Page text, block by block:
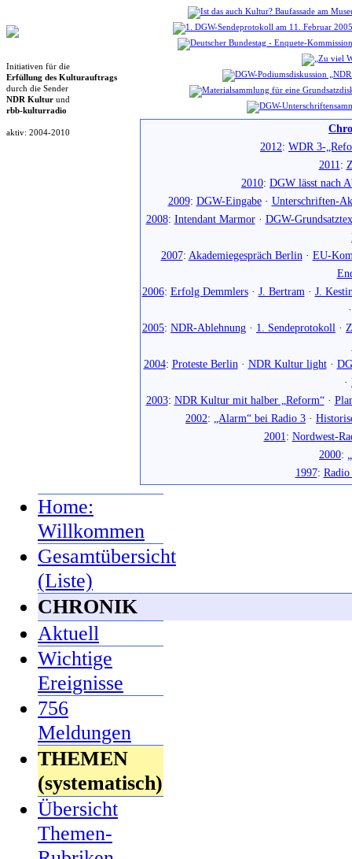
Initiativen für die
Erfüllung des Kulturauftrags
durch die Sender
NDR Kultur und
rbb-kulturradio
aktiv: 2004-2010
2012: WDR 3-
2011:
2010: DGW lässt nach
2009: DGW-Eingabe· Unterschriften-
2008: Intendant Marmor· DGW-
2007: Akademiegespräch Berlin · EU-
2006: Erfolg Demmlers· J. Bertram · J.
2005: NDR-Ablehnung · 1. Sendeprotokoll ·
2004: Proteste Berlin · NDR Kultur light·
·
2003: NDR Kultur mit halber „Reform“·
2002: „Alarm“ bei Radio 3 ·
2001: Nordwest-
2000:
1997:
Home:
Willkommen
Gesamtübersicht
(Liste)
CHRONIK
Aktuell
Wichtige
Ereignisse
756
Meldungen
THEMEN
(systematisch)
Übersicht
Themen-